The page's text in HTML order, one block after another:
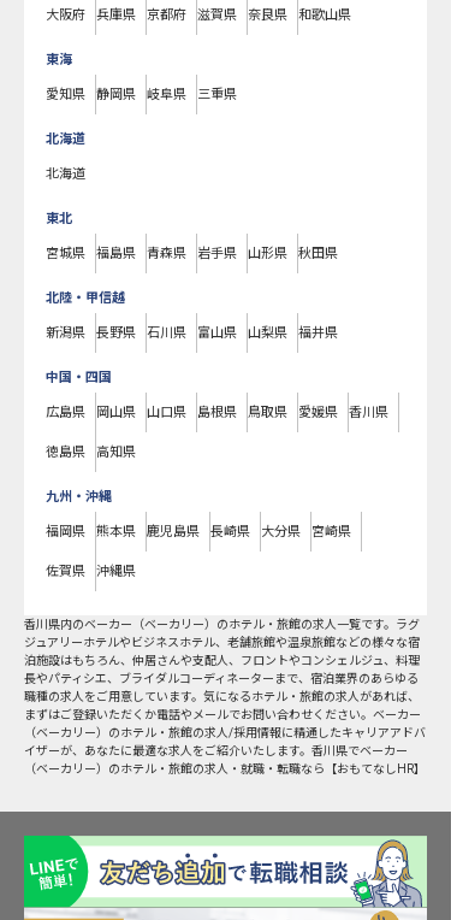
大阪府 兵庫県 京都府 滋賀県 奈良県 和歌山県
東海
愛知県 静岡県 岐阜県 三重県
北海道
北海道
東北
宮城県 福島県 青森県 岩手県 山形県 秋田県
北陸・甲信越
新潟県 長野県 石川県 富山県 山梨県 福井県
中国・四国
広島県 岡山県 山口県 島根県 鳥取県 愛媛県 香川県
徳島県 高知県
九州・沖縄
福岡県 熊本県 鹿児島県 長崎県 大分県 宮崎県
佐賀県 沖縄県
香川県内のベーカー（ベーカリー） のホテル・旅館の求人一覧です。ラグ
ジュアリーホテルやビジネスホテル、老舗旅館や温泉旅館などの様々な宿
泊施設はもちろん、仲居さんや支配人、フロントやコンシェルジュ、料理
長やパティシエ、ブライダルコーディネーターまで、宿泊業界のあらゆる
職種の求人をご用意しています。気になるホテル・旅館の求人があれば、
まずはご登録いただくか電話やメールでお問い合わせください。ベーカー
（ベーカリー）のホテル・旅館の求人/採用情報に精通したキャリアアドバ
イザーが、あなたに最適な求人をご紹介いたします。香川県でベーカー
（ベーカリー）のホテル・旅館の求人・就職・転職なら【おもてなしHR】